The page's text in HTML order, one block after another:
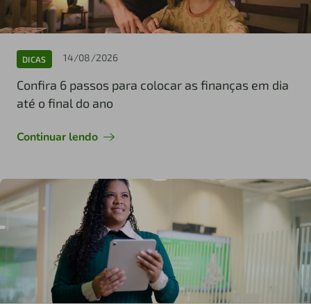
DICAS 14/08/2026
Confira 6 passos para colocar as finanças em dia
até o final do ano
Continuar lendo